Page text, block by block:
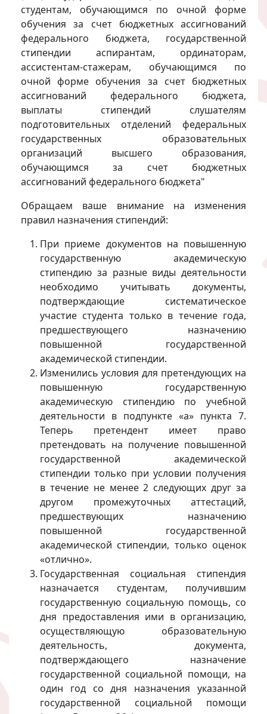
студентам, обучающимся по очной форме
обучения за счет бюджетных ассигнований
федерального бюджета, государственной
стипендии аспирантам, ординаторам,
ассистентам-стажерам, обучающимся по
очной форме обучения за счет бюджетных
ассигнований федерального бюджета,
выплаты стипендий слушателям
подготовительных отделений федеральных
государственных образовательных
организаций высшего образования,
обучающимся за счет бюджетных
ассигнований федерального бюджета"
Обращаем ваше внимание на изменения
правил назначения стипендий:
При приеме документов на повышенную
государственную академическую
стипендию за разные виды деятельности
необходимо учитывать документы,
подтверждающие систематическое
участие студента только в течение года,
предшествующего назначению
повышенной государственной
академической стипендии.
Изменились условия для претендующих на
повышенную государственную
академическую стипендию по учебной
деятельности в подпункте «а» пункта 7.
Теперь претендент имеет право
претендовать на получение повышенной
государственной академической
стипендии только при условии получения
в течение не менее 2 следующих друг за
другом промежуточных аттестаций,
предшествующих назначению
повышенной государственной
академической стипендии, только оценок
«отлично».
Государственная социальная стипендия
назначается студентам, получившим
государственную социальную помощь, со
дня предоставления ими в организацию,
осуществляющую образовательную
деятельность, документа,
подтверждающего назначение
государственной социальной помощи, на
один год со дня назначения указанной
государственной социальной помощи